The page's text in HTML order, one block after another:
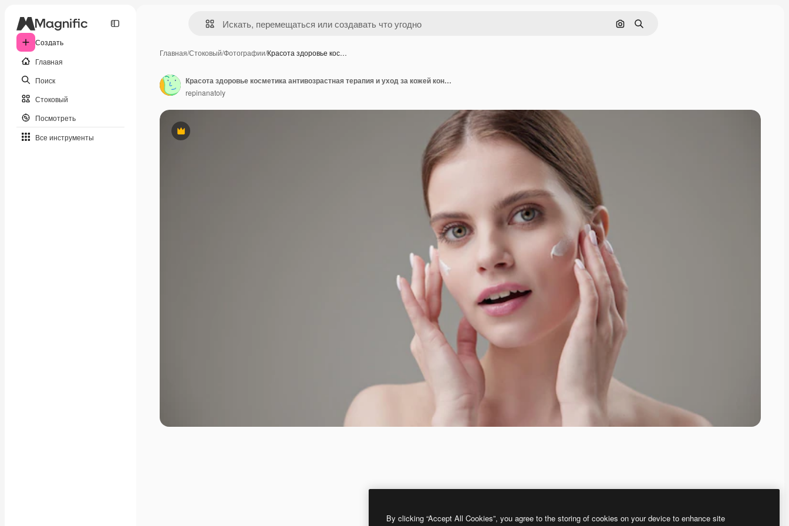
Создать
Главная
Поиск
Стоковый
Посмотреть
Все инструменты
Поиск по изображению
Поиск
Главная/Стоковый/Фотографии/Красота здоровье кос…
Премиум
Красота здоровье косметика антивозрастная терапия и уход за кожей концепция молодая красивая брюнетка белая
repinanatoly
By clicking “Accept All Cookies”, you agree to the storing of cookies on your device to enhance site